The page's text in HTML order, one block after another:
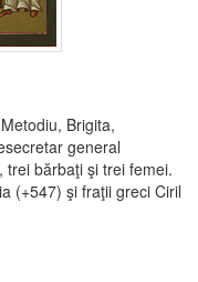
Brigita,
general
trei bărbaţi şi trei femei.
(+547) şi fraţii greci Ciril